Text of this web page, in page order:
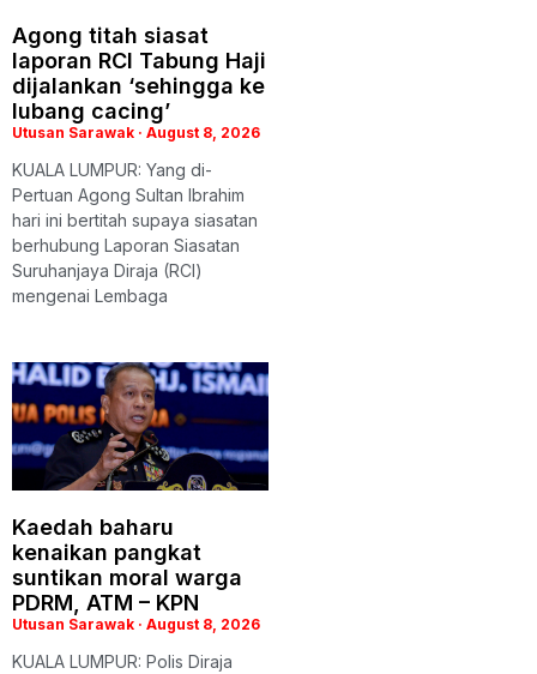
Agong titah siasat
laporan RCI Tabung Haji
dijalankan ‘sehingga ke
lubang cacing’
Utusan Sarawak August 8, 2026
KUALA LUMPUR: Yang di-
Pertuan Agong Sultan Ibrahim
hari ini bertitah supaya siasatan
berhubung Laporan Siasatan
Suruhanjaya Diraja (RCI)
mengenai Lembaga
Kaedah baharu
kenaikan pangkat
suntikan moral warga
PDRM, ATM – KPN
Utusan Sarawak August 8, 2026
KUALA LUMPUR: Polis Diraja